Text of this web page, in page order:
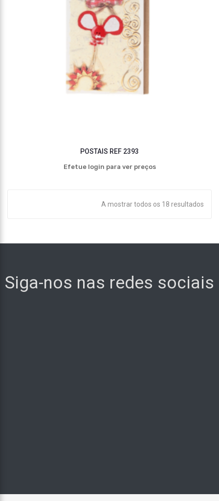
POSTAIS REF 2393
Efetue login para ver preços
A mostrar todos os 18 resultados
Siga-nos nas redes sociais